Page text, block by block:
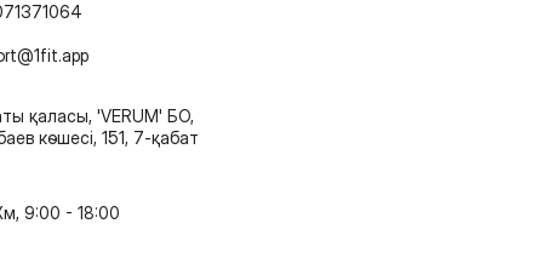
қаласы, 'VERUM' БО,
көшесі, 151, 7-қабат
9:00 - 18:00